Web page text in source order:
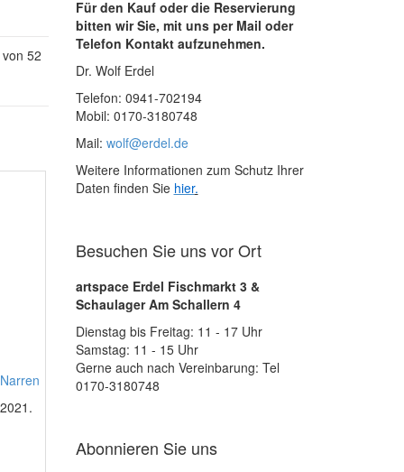
52
Für den Kauf oder die Reservierung
bitten wir Sie, mit uns per Mail oder
Telefon Kontakt aufzunehmen.
Dr. Wolf Erdel
Telefon: 0941-702194
Mobil: 0170-3180748
Mail: wolf@erdel.de
Weitere Informationen zum Schutz Ihrer
Daten finden Sie hier.
Besuchen Sie uns vor Ort
artspace Erdel Fischmarkt 3 &
Schaulager Am Schallern 4
Dienstag bis Freitag: 11 - 17 Uhr
Samstag: 11 - 15 Uhr
Gerne auch nach Vereinbarung: Tel
0170-3180748
Abonnieren Sie uns